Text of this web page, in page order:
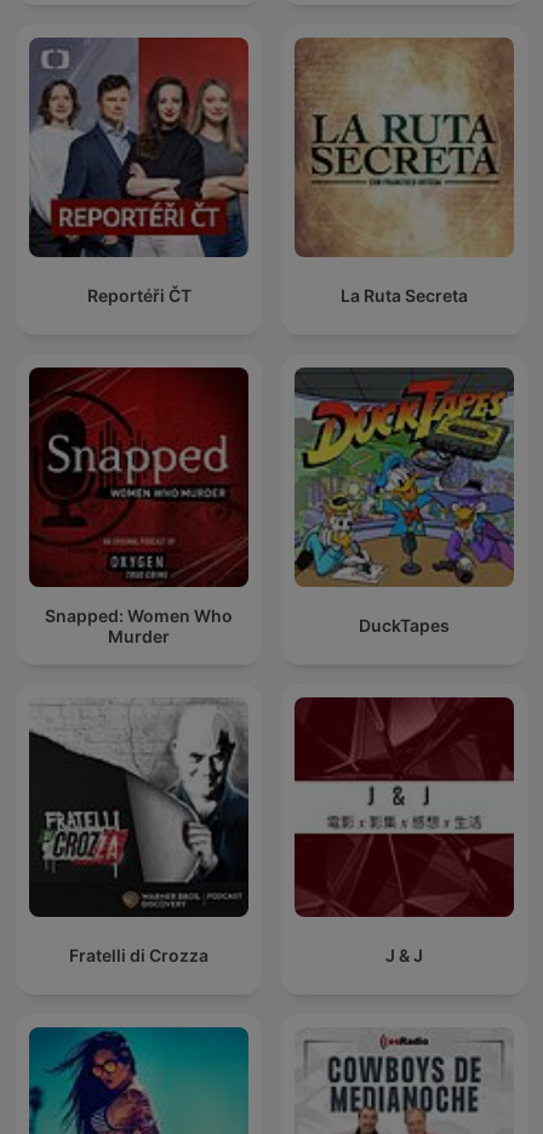
Reportéři ČT La Ruta Secreta
Snapped: Women Who
Murder
DuckTapes
Fratelli di Crozza J & J